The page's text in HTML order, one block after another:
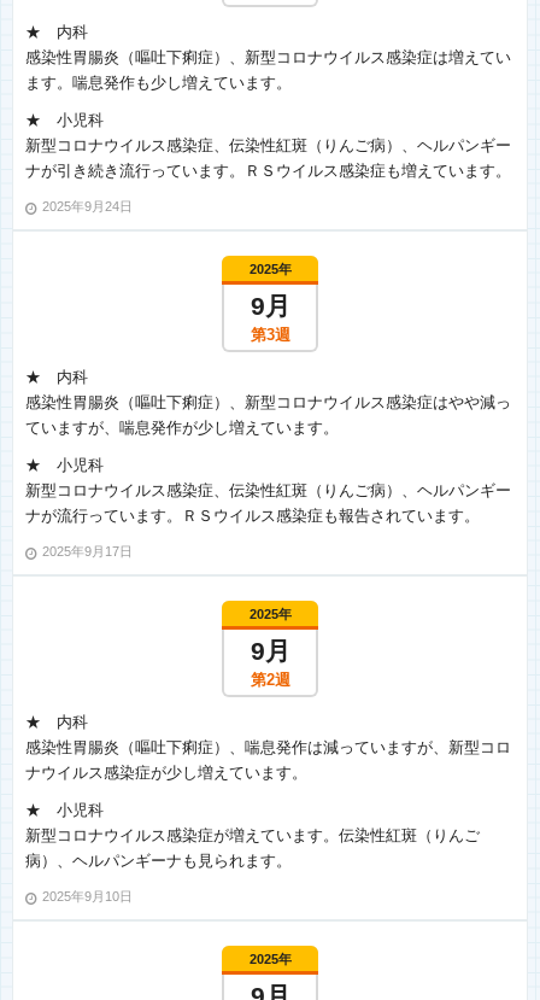
★ 内科
感染性胃腸炎（嘔吐下痢症）、新型コロナウイルス感染症は増えてい
ます。喘息発作も少し増えています。
★ 小児科
新型コロナウイルス感染症、伝染性紅斑（りんご病）、ヘルパンギー
ナが引き続き流行っています。ＲＳウイルス感染症も増えています。
2025年9月24日
2025年
9月
第3週
★ 内科
感染性胃腸炎（嘔吐下痢症）、新型コロナウイルス感染症はやや減っ
ていますが、喘息発作が少し増えています。
★ 小児科
新型コロナウイルス感染症、伝染性紅斑（りんご病）、ヘルパンギー
ナが流行っています。ＲＳウイルス感染症も報告されています。
2025年9月17日
2025年
9月
第2週
★ 内科
感染性胃腸炎（嘔吐下痢症）、喘息発作は減っていますが、新型コロ
ナウイルス感染症が少し増えています。
★ 小児科
新型コロナウイルス感染症が増えています。伝染性紅斑（りんご
病）、ヘルパンギーナも見られます。
2025年9月10日
2025年